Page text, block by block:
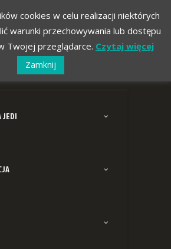
JEDI
cookies w celu realizacji niektórych
warunki przechowywania lub dostępu
Twojej przeglądarce. Czytaj więcej
Zamknij